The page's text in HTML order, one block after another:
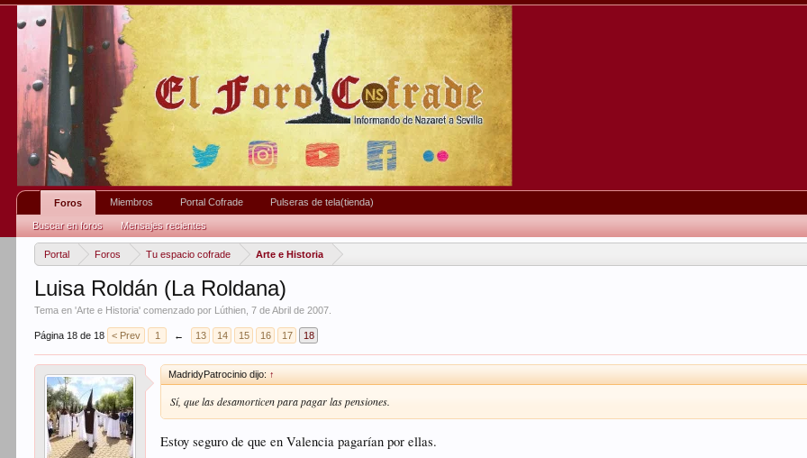
Portal Foros Tu espacio cofrade Arte e Historia
Luisa Roldán (La Roldana)
Tema en 'Arte e Historia' comenzado por Lúthien ,7 de Abril de 2007
Página 18 de 18 < Prev 1 ← 13 14 15 16 17 18
MadridyPatrocinio dijo: ↑
Sí, que las desamorticen para pagar las pensiones.
Estoy seguro de que en Valencia pagarían por ellas.
Foros
Buscar en foros Mensajes recientes
Miembros Portal Cofrade Pulseras de tela(tienda)